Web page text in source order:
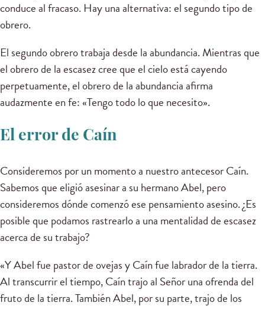
conduce al fracaso. Hay una alternativa: el segundo tipo de
obrero.
El segundo obrero trabaja desde la abundancia. Mientras que
el obrero de la escasez cree que el cielo está cayendo
perpetuamente, el obrero de la abundancia afirma
audazmente en fe: «Tengo todo lo que necesito».
El error de Caín
Consideremos por un momento a nuestro antecesor Caín.
Sabemos que eligió asesinar a su hermano Abel, pero
consideremos dónde comenzó ese pensamiento asesino. ¿Es
posible que podamos rastrearlo a una mentalidad de escasez
acerca de su trabajo?
«Y Abel fue pastor de ovejas y Caín fue labrador de la tierra.
Al transcurrir el tiempo, Caín trajo al Señor una ofrenda del
fruto de la tierra. También Abel, por su parte, trajo de los